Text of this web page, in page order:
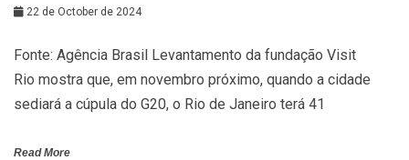
22 de October de 2024
Fonte: Agência Brasil Levantamento da fundação Visit
Rio mostra que, em novembro próximo, quando a cidade
sediará a cúpula do G20, o Rio de Janeiro terá 41
Read More